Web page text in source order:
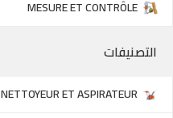
MESURE ET CONTRÔLE
التصنيفات
NETTOYEUR ET ASPIRATEUR